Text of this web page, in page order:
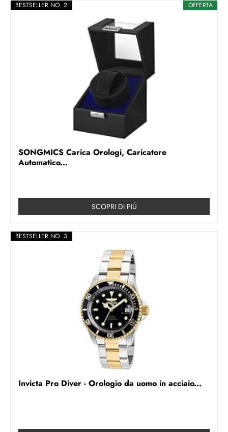
OFFERTA
BESTSELLER NO. 2
SONGMICS Carica Orologi, Caricatore
Automatico...
SCOPRI DI PIÚ
BESTSELLER NO. 3
Invicta Pro Diver - Orologio da uomo in acciaio...